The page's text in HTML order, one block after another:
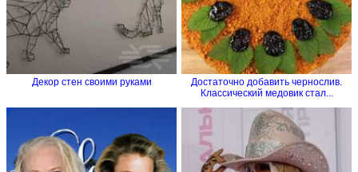
Декор стен своими руками
Достаточно добавить чернослив.
Классический медовик стал...